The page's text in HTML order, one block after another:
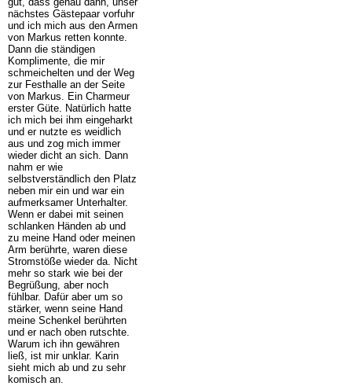
nächstes Gästepaar vorfuhr
und ich mich aus den Armen
von Markus retten konnte.
Dann die ständigen
Komplimente, die mir
schmeichelten und der Weg
zur Festhalle an der Seite
von Markus. Ein Charmeur
erster Güte. Natürlich hatte
ich mich bei ihm eingeharkt
und er nutzte es weidlich
aus und zog mich immer
wieder dicht an sich. Dann
nahm er wie
selbstverständlich den Platz
neben mir ein und war ein
aufmerksamer Unterhalter.
Wenn er dabei mit seinen
schlanken Händen ab und
zu meine Hand oder meinen
Arm berührte, waren diese
Stromstöße wieder da. Nicht
mehr so stark wie bei der
Begrüßung, aber noch
fühlbar. Dafür aber um so
stärker, wenn seine Hand
meine Schenkel berührten
und er nach oben rutschte.
Warum ich ihn gewähren
ließ, ist mir unklar. Karin
sieht mich ab und zu sehr
komisch an.